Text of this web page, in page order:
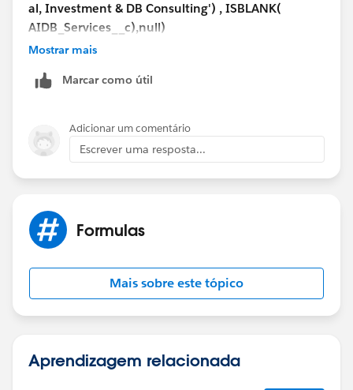
al, Investment & DB Consulting') , ISBLANK(
AIDB_Services__c),null)
Then give a proper error message in your VR.
If the formula help means mark these as a best
Raj
(Sweet Potato Tec)
Mostrar mais
Marcar como útil
Adicionar um comentário
Escrever uma resposta...
Formulas
Mais sobre este tópico
Aprendizagem relacionada